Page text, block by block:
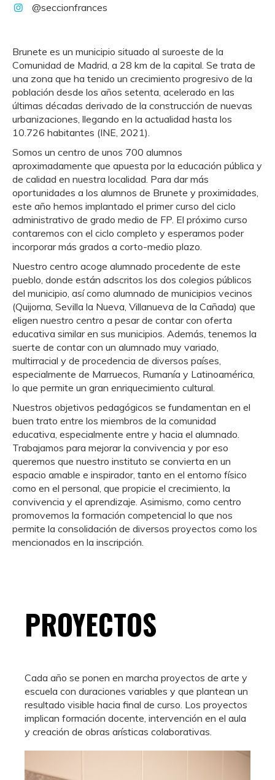
@seccionfrances
Brunete es un municipio situado al suroeste de la
Comunidad de Madrid, a 28 km de la capital. Se trata de
una zona que ha tenido un crecimiento progresivo de la
población desde los años setenta, acelerado en las
últimas décadas derivado de la construcción de nuevas
urbanizaciones, llegando en la actualidad hasta los
10.726 habitantes (INE, 2021).
Somos un centro de unos 700 alumnos
aproximadamente que apuesta por la educación pública y
de calidad en nuestra localidad. Para dar más
oportunidades a los alumnos de Brunete y proximidades,
este año hemos implantado el primer curso del ciclo
administrativo de grado medio de FP. El próximo curso
contaremos con el ciclo completo y esperamos poder
incorporar más grados a corto-medio plazo.
Nuestro centro acoge alumnado procedente de este
pueblo, donde están adscritos los dos colegios públicos
del municipio, así como alumnado de municipios vecinos
(Quijorna, Sevilla la Nueva, Villanueva de la Cañada) que
eligen nuestro centro a pesar de contar con oferta
educativa similar en sus municipios. Además, tenemos la
suerte de contar con un alumnado muy variado,
multirracial y de procedencia de diversos países,
especialmente de Marruecos, Rumanía y Latinoamérica,
lo que permite un gran enriquecimiento cultural.
Nuestros objetivos pedagógicos se fundamentan en el
buen trato entre los miembros de la comunidad
educativa, especialmente entre y hacia el alumnado.
Trabajamos para mejorar la convivencia y por eso
queremos que nuestro instituto se convierta en un
espacio amable e inspirador, tanto en el entorno físico
como en el personal, que propicie el crecimiento, la
convivencia y el aprendizaje. Asimismo, como centro
promovemos la formación competencial lo que nos
permite la consolidación de diversos proyectos como los
mencionados en la inscripción.
PROYECTOS
Cada año se ponen en marcha proyectos de arte y
escuela con duraciones variables y que plantean un
resultado visible hacia final de curso. Los proyectos
implican formación docente, intervención en el aula
y creación de obras arísticas colaborativas.